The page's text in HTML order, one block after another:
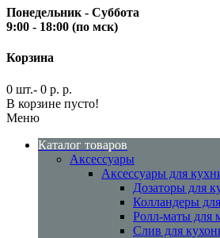
Понедельник - Суббота
9:00 - 18:00 (по мск)
Корзина
0 шт.- 0 р. р.
В корзине пусто!
Меню
Каталог товаров
Аксессуары
Аксессуары для
Дозаторы для
Колландеры
Ролл-маты для
Слив для